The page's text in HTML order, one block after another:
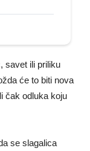
savet ili priliku
će to biti nova
čak odluka koju
se slagalica